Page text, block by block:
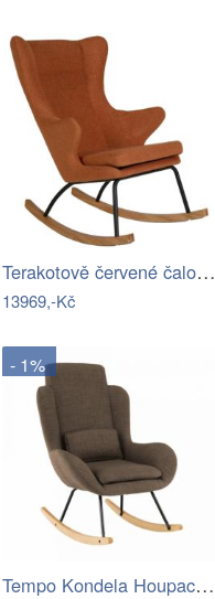
Terakotově červené čalouněné houpací…
13969,-Kč
- 1%
Tempo Kondela Houpací křeslo HARPER -…